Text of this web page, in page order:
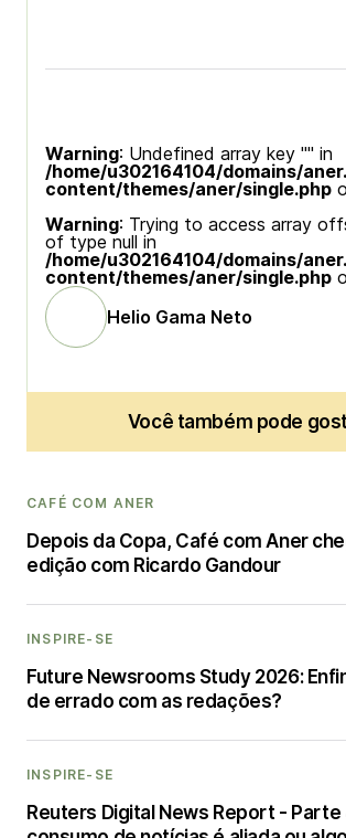
Warning: Undefined array key "" in
/home/u302164104/domains/
content/themes/aner/single.php
Warning: Trying to access array
of type null in
/home/u302164104/domains/
content/themes/aner/single.php
Helio Gama Neto
Você também pode
CAFÉ COM ANER
Depois da Copa, Café com Aner
edição com Ricardo Gandour
INSPIRE-SE
Future Newsrooms Study 2026:
de errado com as redações?
INSPIRE-SE
Reuters Digital News Report - Parte